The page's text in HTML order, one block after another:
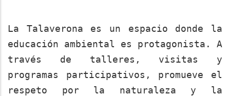
La Talaverona es un espacio donde la
educación ambiental es protagonista. A
través de talleres, visitas y
programas participativos, promueve el
respeto por la naturaleza y la